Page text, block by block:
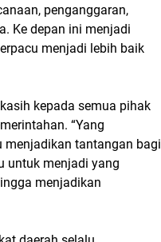
penganggaran,
Ke depan ini menjadi
menjadi lebih baik
kepada semua pihak
“Yang
menjadikan tantangan bagi
untuk menjadi yang
menjadikan